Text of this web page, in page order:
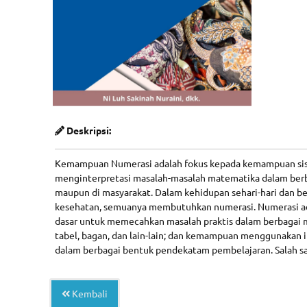
Deskripsi:
Kemampuan Numerasi adalah fokus kepada kemampuan
menginterpretasi masalah-masalah matematika dalam
maupun di masyarakat. Dalam kehidupan sehari-hari dan
kesehatan, semuanya membutuhkan numerasi.
dasar untuk memecahkan masalah praktis dalam
tabel, bagan, dan lain-lain; dan kemampuan
dalam berbagai bentuk pendekatam pembelajaran. Salah
Kembali